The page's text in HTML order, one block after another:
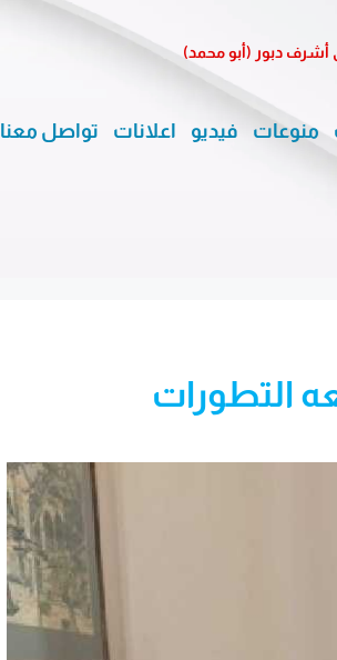
أشرف دبور (أبو محمد)
منوعات فيديو اعلانات تواصل معنا
التطورات